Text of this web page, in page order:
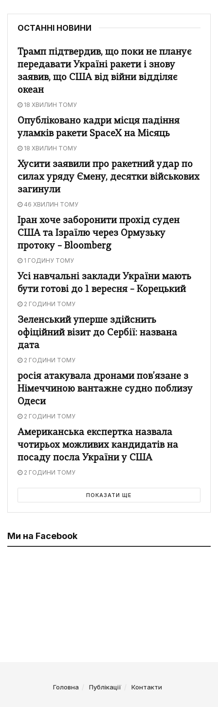
ОСТАННІ НОВИНИ
Трамп підтвердив, що поки не планує
передавати Україні ракети і знову
заявив, що США від війни відділяє
океан
18 ХВИЛИН ТОМУ
Опубліковано кадри місця падіння
уламків ракети SpaceX на Місяць
18 ХВИЛИН ТОМУ
Хусити заявили про ракетний удар по
силах уряду Ємену, десятки військових
загинули
46 ХВИЛИН ТОМУ
Іран хоче заборонити прохід суден
США та Ізраїлю через Ормузьку
протоку – Bloomberg
1 ГОДИНУ ТОМУ
Усі навчальні заклади України мають
бути готові до 1 вересня – Корецький
2 ГОДИНИ ТОМУ
Зеленський уперше здійснить
офіційний візит до Сербії: названа
дата
2 ГОДИНИ ТОМУ
росія атакувала дронами пов’язане з
Німеччиною вантажне судно поблизу
Одеси
2 ГОДИНИ ТОМУ
Американська експертка назвала
чотирьох можливих кандидатів на
посаду посла України у США
2 ГОДИНИ ТОМУ
ПОКАЗАТИ ЩЕ
Ми на Facebook
Головна Публікації Контакти